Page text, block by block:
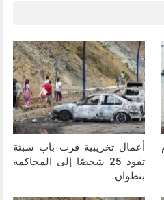
أعمال تخريبية قرب باب سبتة
تقود 25 شخصًا إلى المحاكمة
بتطوان